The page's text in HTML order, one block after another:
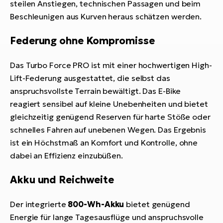
steilen Anstiegen, technischen Passagen und beim
Beschleunigen aus Kurven heraus schätzen werden.
Federung ohne Kompromisse
Das Turbo Force PRO ist mit einer hochwertigen High-
Lift-Federung ausgestattet, die selbst das
anspruchsvollste Terrain bewältigt. Das E-Bike
reagiert sensibel auf kleine Unebenheiten und bietet
gleichzeitig genügend Reserven für harte Stöße oder
schnelles Fahren auf unebenen Wegen. Das Ergebnis
ist ein Höchstmaß an Komfort und Kontrolle, ohne
dabei an Effizienz einzubüßen.
Akku und Reichweite
Der integrierte 800-Wh-Akku bietet genügend
Energie für lange Tagesausflüge und anspruchsvolle